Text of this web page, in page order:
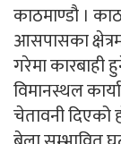
काठमाण्डौ ।
आसपासका
गरेमा कारबाही
विमानस्थल
चेतावनी दिएको